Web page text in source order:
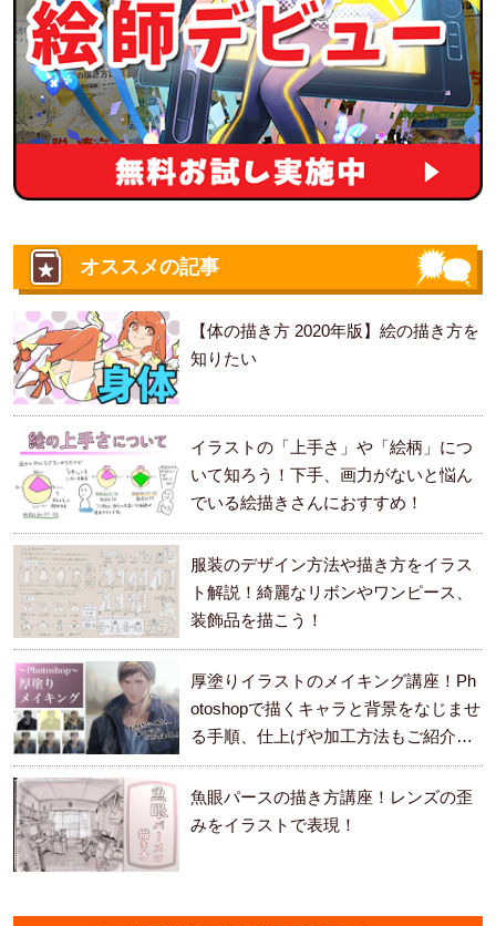
オススメの記事
【体の描き方 2020年版】絵の描き方を
知りたい
イラストの「上手さ」や「絵柄」につ
いて知ろう！下手、画力がないと悩ん
でいる絵描きさんにおすすめ！
服装のデザイン方法や描き方をイラス
ト解説！綺麗なリボンやワンピース、
装飾品を描こう！
厚塗りイラストのメイキング講座！Ph
otoshopで描くキャラと背景をなじませ
る手順、仕上げや加工方法もご紹介し
ます。
魚眼パースの描き方講座！レンズの歪
みをイラストで表現！